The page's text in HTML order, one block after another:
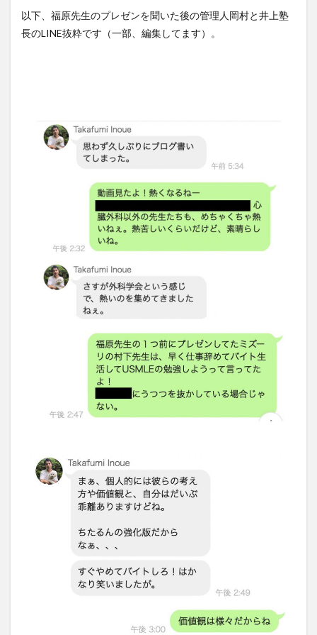
以下、福原先生のプレゼンを聞いた後の管理人岡村と井上塾
長のLINE抜粋です（一部、編集してます）。